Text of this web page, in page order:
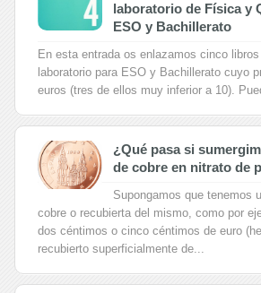
laboratorio de Física y
ESO y Bachillerato
En esta entrada os enlazamos cinco
laboratorio para ESO y Bachillerato cuyo
euros (tres de ellos muy inferior a 10).
¿Qué pasa si
de cobre en nitrato de
Supongamos que tenemos
cobre o recubierta del mismo, como por
dos céntimos o cinco céntimos de euro
recubierto superficialmente de...